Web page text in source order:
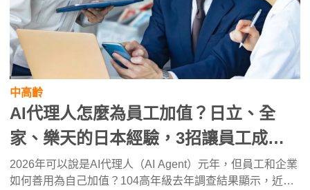
中高齡
AI代理人怎麼為員工加值？日立、全
家、樂天的日本經驗，3招讓員工成為
「數位鋼鐵人」
2026年可以說是AI代理人（AI Agent）元年，但員工和企業
如何善用為自己加值？104高年級去年調查結果顯示，近半